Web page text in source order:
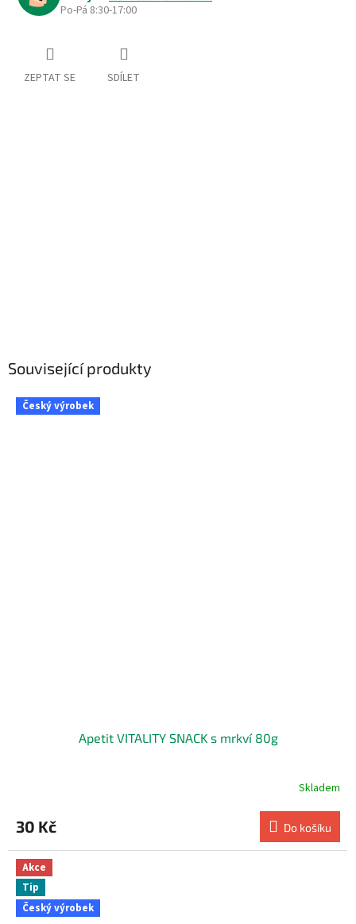
Po-Pá 8:30-17:00
ZEPTAT SE SDÍLET
Související produkty
Český výrobek
Apetit VITALITY SNACK s mrkví 80g
Skladem
30 Kč Do košíku
Akce
Tip
Český výrobek